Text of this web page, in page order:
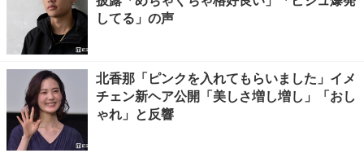
してる」の声
北香那「ピンクを入れてもらいました」イメ
チェン新ヘア公開「美しさ増し増し」「おし
ゃれ」と反響